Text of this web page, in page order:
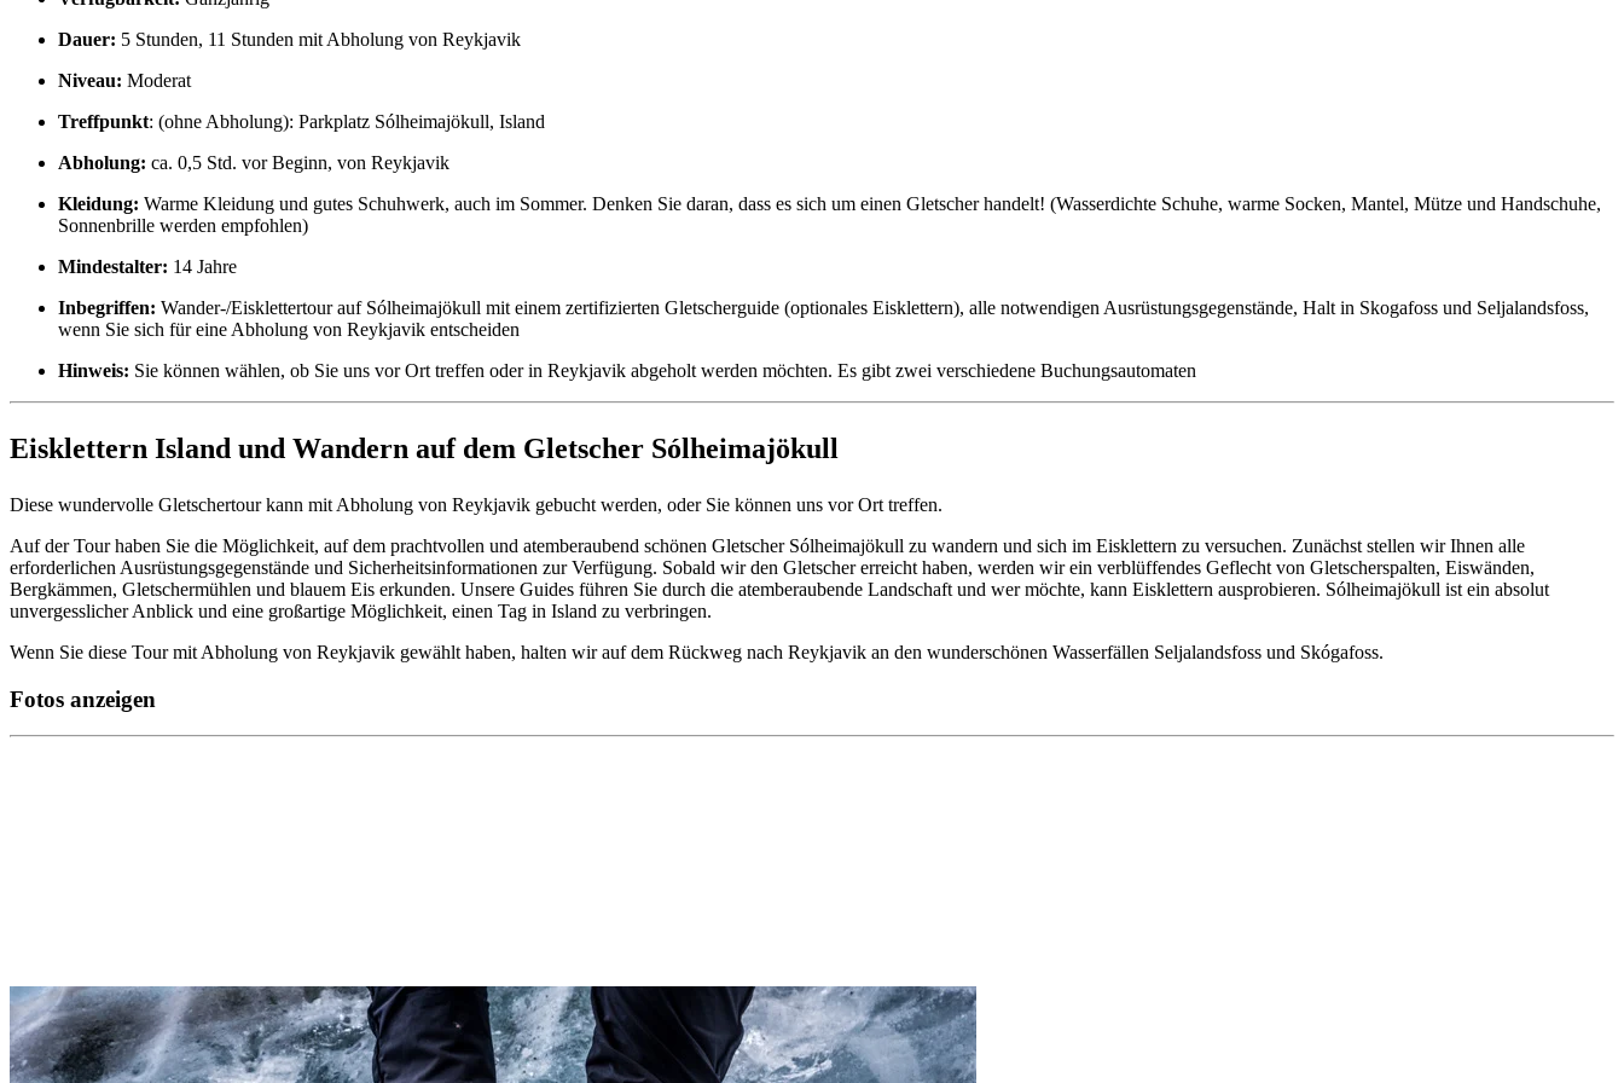
Dauer: 5 Stunden, 11 Stunden mit Abholung von Reykjavik
Niveau: Moderat
Treffpunkt: (ohne Abholung): Parkplatz Sólheimajökull, Island
Abholung: ca. 0,5 Std. vor Beginn, von Reykjavik
Kleidung: Warme Kleidung und gutes Schuhwerk, auch im Sommer. Denken Sie daran, dass es sich um einen Gletscher handelt! (Wasserdichte Schuhe, warme Socken, Mantel, Mütze und Handschuhe,
Sonnenbrille werden empfohlen)
Mindestalter: 14 Jahre
Inbegriffen: Wander-/Eisklettertour auf Sólheimajökull mit einem zertifizierten Gletscherguide (optionales Eisklettern), alle notwendigen Ausrüstungsgegenstände, Halt in Skogafoss und Seljalandsfoss,
wenn Sie sich für eine Abholung von Reykjavik entscheiden
Hinweis: Sie können wählen, ob Sie uns vor Ort treffen oder in Reykjavik abgeholt werden möchten. Es gibt zwei verschiedene Buchungsautomaten
Eisklettern Island und Wandern auf dem Gletscher Sólheimajökull
Diese wundervolle Gletschertour kann mit Abholung von Reykjavik gebucht werden, oder Sie können uns vor Ort treffen.
Auf der Tour haben Sie die Möglichkeit, auf dem prachtvollen und atemberaubend schönen Gletscher Sólheimajökull zu wandern und sich im Eisklettern zu versuchen. Zunächst stellen wir Ihnen alle
erforderlichen Ausrüstungsgegenstände und Sicherheitsinformationen zur Verfügung. Sobald wir den Gletscher erreicht haben, werden wir ein verblüffendes Geflecht von Gletscherspalten, Eiswänden,
Bergkämmen, Gletschermühlen und blauem Eis erkunden. Unsere Guides führen Sie durch die atemberaubende Landschaft und wer möchte, kann Eisklettern ausprobieren. Sólheimajökull ist ein absolut
unvergesslicher Anblick und eine großartige Möglichkeit, einen Tag in Island zu verbringen.
Wenn Sie diese Tour mit Abholung von Reykjavik gewählt haben, halten wir auf dem Rückweg nach Reykjavik an den wunderschönen Wasserfällen Seljalandsfoss und Skógafoss.
Fotos anzeigen